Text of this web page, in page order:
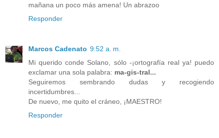
mañana un poco más amena! Un abrazoo
Responder
Marcos Cadenato 9:52 a. m.
Mi querido conde Solano, sólo -¡ortografía real ya! puedo
exclamar una sola palabra: ma-gis-tral...
Seguiremos sembrando dudas y recogiendo
incertidumbres...
De nuevo, me quito el cráneo, ¡MAESTRO!
Responder